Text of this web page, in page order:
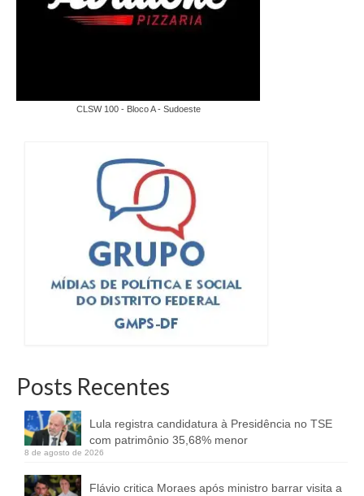
CLSW 100 - Bloco A - Sudoeste
Posts Recentes
Lula registra candidatura à Presidência no TSE
com patrimônio 35,68% menor
8 de agosto de 2026
Flávio critica Moraes após ministro barrar visita a